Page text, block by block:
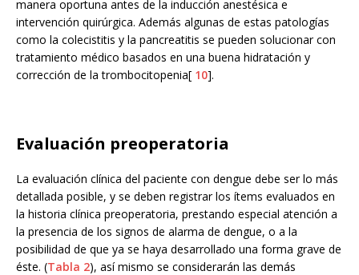
manera oportuna antes de la inducción anestésica e
intervención quirúrgica. Además algunas de estas patologías
como la colecistitis y la pancreatitis se pueden solucionar con
tratamiento médico basados en una buena hidratación y
corrección de la trombocitopenia[ 10].
Evaluación preoperatoria
La evaluación clínica del paciente con dengue debe ser lo más
detallada posible, y se deben registrar los ítems evaluados en
la historia clínica preoperatoria, prestando especial atención a
la presencia de los signos de alarma de dengue, o a la
posibilidad de que ya se haya desarrollado una forma grave de
éste. (Tabla 2), así mismo se considerarán las demás